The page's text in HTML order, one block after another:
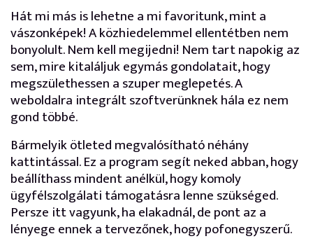
Hát mi más is lehetne a mi favoritunk, mint a
vászonképek! A közhiedelemmel ellentétben nem
bonyolult. Nem kell megijedni! Nem tart napokig az
sem, mire kitaláljuk egymás gondolatait, hogy
megszülethessen a szuper meglepetés. A
weboldalra integrált szoftverünknek hála ez nem
gond többé.
Bármelyik ötleted megvalósítható néhány
kattintással. Ez a program segít neked abban, hogy
beállíthass mindent anélkül, hogy komoly
ügyfélszolgálati támogatásra lenne szükséged.
Persze itt vagyunk, ha elakadnál, de pont az a
lényege ennek a tervezőnek, hogy pofonegyszerű.